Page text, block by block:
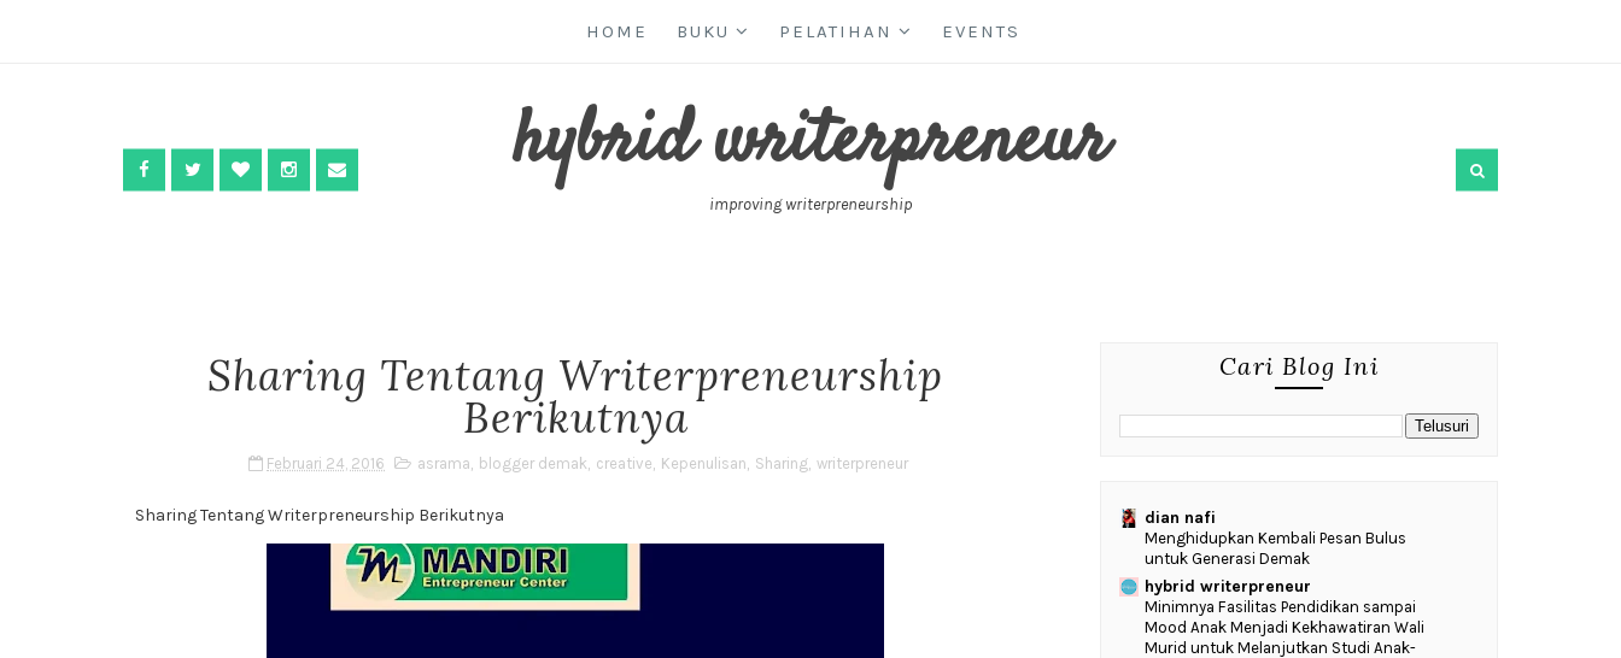
HOME BUKU PELATIHAN EVENTS
hybrid writerpreneur
improving writerpreneurship
Sharing Tentang Writerpreneurship
Berikutnya
Februari 24, 2016 asrama, blogger demak, creative, Kepenulisan, Sharing, writerpreneur
Sharing Tentang Writerpreneurship Berikutnya
Cari Blog Ini
dian nafi
Menghidupkan Kembali Pesan Bulus
untuk Generasi Demak
hybrid writerpreneur
‎Minimnya Fasilitas Pendidikan sampai
Mood Anak Menjadi Kekhawatiran Wali
Murid untuk Melanjutkan Studi Anak-